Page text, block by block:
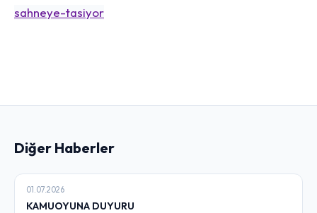
sahneye-tasiyor
Diğer Haberler
01.07.2026
KAMUOYUNA DUYURU